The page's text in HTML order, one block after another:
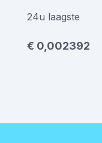
24u laagste
€ 0,002392